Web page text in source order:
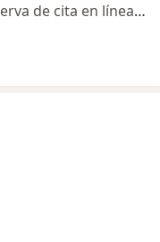
Este especialista no ofrece reserva de cita en línea en esta dirección.